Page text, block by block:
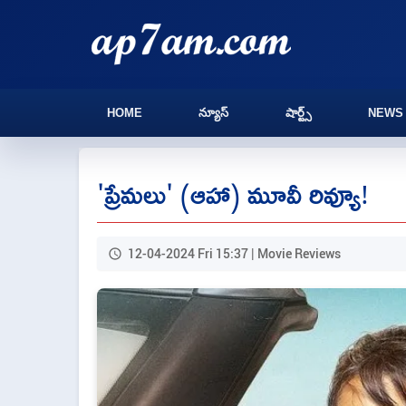
HOME న్యూస్ షార్ట్స్ NEWS
'ప్రేమలు' (ఆహా) మూవీ రివ్యూ!
12-04-2024 Fri 15:37 | Movie Reviews